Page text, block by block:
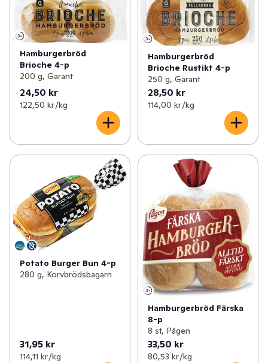
Hamburgerbröd
Brioche 4-p
200 g, Garant
24,50 kr
122,50 kr /kg
Hamburgerbröd
Brioche Rustikt 4-p
250 g, Garant
28,50 kr
114,00 kr /kg
Potato Burger Bun 4-p
280 g, Korvbrödsbagarn
31,95 kr
114,11 kr /kg
Hamburgerbröd Färska
8-p
8 st, Pågen
33,50 kr
80,53 kr /kg